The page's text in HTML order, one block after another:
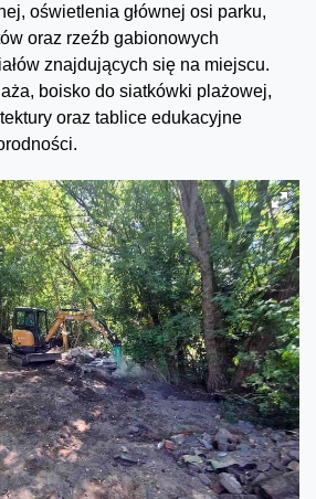
oświetlenia głównej osi parku,
oraz rzeźb gabionowych
znajdujących się na miejscu.
boisko do siatkówki plażowej,
oraz tablice edukacyjne